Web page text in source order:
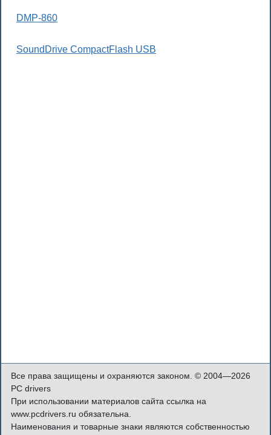
DMP-860
SoundDrive CompactFlash USB
Все права защищены и охраняются законом. © 2004—2026
PC drivers
При использовании материалов сайта ссылка на
www.pcdrivers.ru обязательна.
Наименования и товарные знаки являются собственностью